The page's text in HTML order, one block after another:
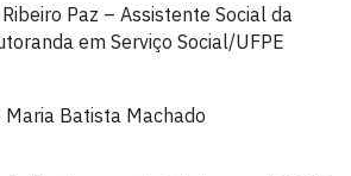
Paz – Assistente Social da
em Serviço Social/UFPE
Maria Batista Machado